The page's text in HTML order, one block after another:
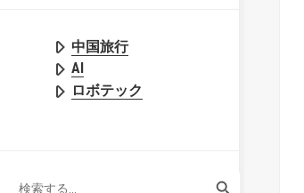
中国旅行
AI
ロボテック
Search